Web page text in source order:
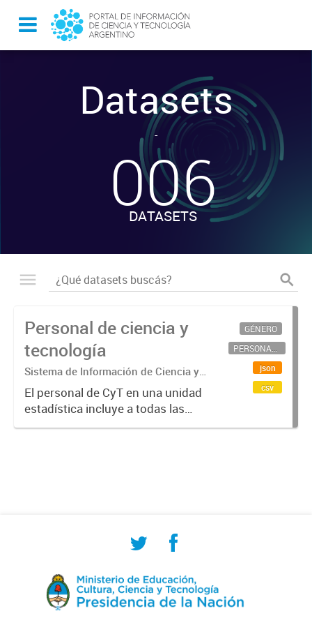
Datasets
-
006
DATASETS
Personal de ciencia y
tecnología
Sistema de Información de Ciencia y
Tecnología Argentino (SICYTAR)
El personal de CyT en una unidad
estadística incluye a todas las
personas involucradas
GÉNERO
PERSONAL CIENTÍFICO-TECNOLÓGICO
json
csv